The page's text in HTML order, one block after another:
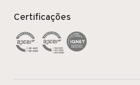
Certificações